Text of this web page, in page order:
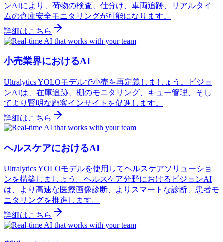
ンAIにより、荷物の検査、仕分け、車両追跡、リアルタイ
ムの倉庫安全モニタリングが可能になります。
詳細はこちら
小売業界におけるAI
Ultralytics YOLOモデルで小売を再定義しましょう。ビジョ
ンAIは、在庫追跡、棚のモニタリング、キュー管理、そし
てより賢明な顧客インサイトを促進します。
詳細はこちら
ヘルスケアにおけるAI
Ultralytics YOLOモデルを使用してヘルスケアソリューショ
ンを構築しましょう。ヘルスケア分野におけるビジョンAI
は、より高速な医療画像診断、よりスマートな診断、患者モ
ニタリングを推進します。
詳細はこちら